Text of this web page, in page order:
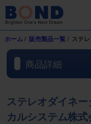
ホーム/ 販売製品一覧/ ステレ
商品詳細
ステレオダイネ
カルシステム株